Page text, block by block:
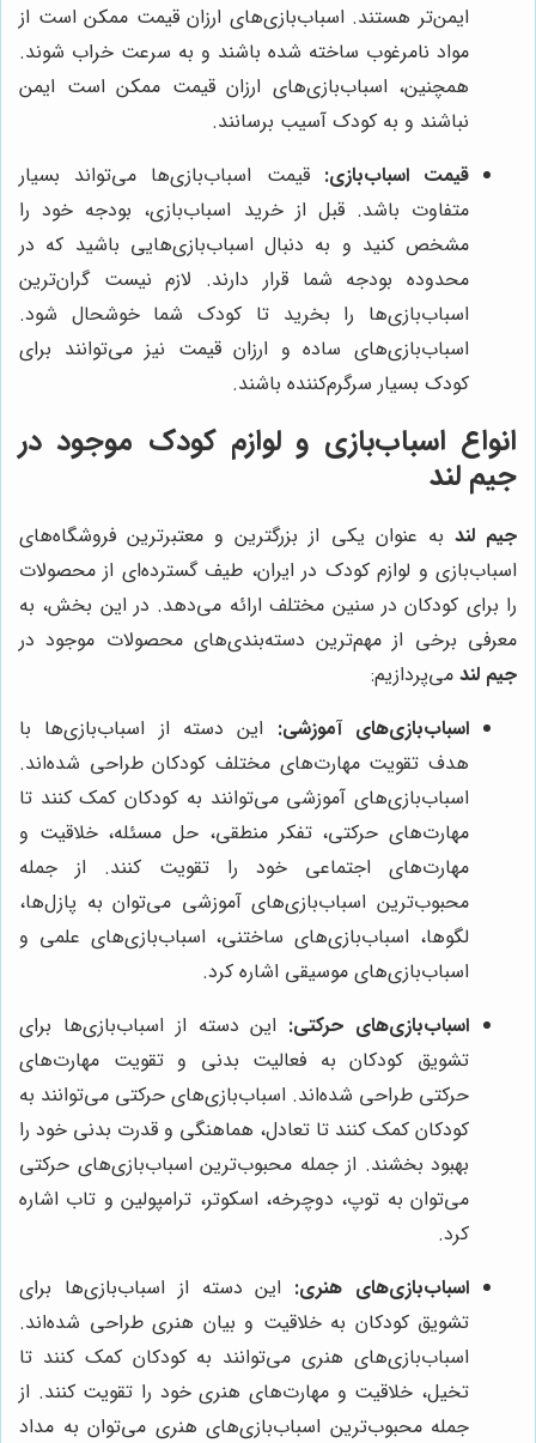
ایمن‌تر هستند. اسباب‌بازی‌های ارزان قیمت ممکن است از
مواد نامرغوب ساخته شده باشند و به سرعت خراب شوند.
همچنین، اسباب‌بازی‌های ارزان قیمت ممکن است ایمن
نباشند و به کودک آسیب برسانند.
قیمت اسباب‌بازی: قیمت اسباب‌بازی‌ها می‌تواند بسیار
متفاوت باشد. قبل از خرید اسباب‌بازی، بودجه خود را
مشخص کنید و به دنبال اسباب‌بازی‌هایی باشید که در
محدوده بودجه شما قرار دارند. لازم نیست گران‌ترین
اسباب‌بازی‌ها را بخرید تا کودک شما خوشحال شود.
اسباب‌بازی‌های ساده و ارزان قیمت نیز می‌توانند برای
کودک بسیار سرگرم‌کننده باشند.
انواع اسباب‌بازی و لوازم کودک موجود در
جیم لند
جیم لند به عنوان یکی از بزرگترین و معتبرترین فروشگاه‌های
اسباب‌بازی و لوازم کودک در ایران، طیف گسترده‌ای از محصولات
را برای کودکان در سنین مختلف ارائه می‌دهد. در این بخش، به
معرفی برخی از مهم‌ترین دسته‌بندی‌های محصولات موجود در
جیم لند می‌پردازیم:
اسباب‌بازی‌های آموزشی: این دسته از اسباب‌بازی‌ها با
هدف تقویت مهارت‌های مختلف کودکان طراحی شده‌اند.
اسباب‌بازی‌های آموزشی می‌توانند به کودکان کمک کنند تا
مهارت‌های حرکتی، تفکر منطقی، حل مسئله، خلاقیت و
مهارت‌های اجتماعی خود را تقویت کنند. از جمله
محبوب‌ترین اسباب‌بازی‌های آموزشی می‌توان به پازل‌ها،
لگوها، اسباب‌بازی‌های ساختنی، اسباب‌بازی‌های علمی و
اسباب‌بازی‌های موسیقی اشاره کرد.
اسباب‌بازی‌های حرکتی: این دسته از اسباب‌بازی‌ها برای
تشویق کودکان به فعالیت بدنی و تقویت مهارت‌های
حرکتی طراحی شده‌اند. اسباب‌بازی‌های حرکتی می‌توانند به
کودکان کمک کنند تا تعادل، هماهنگی و قدرت بدنی خود را
بهبود بخشند. از جمله محبوب‌ترین اسباب‌بازی‌های حرکتی
می‌توان به توپ، دوچرخه، اسکوتر، ترامپولین و تاب اشاره
کرد.
اسباب‌بازی‌های هنری: این دسته از اسباب‌بازی‌ها برای
تشویق کودکان به خلاقیت و بیان هنری طراحی شده‌اند.
اسباب‌بازی‌های هنری می‌توانند به کودکان کمک کنند تا
تخیل، خلاقیت و مهارت‌های هنری خود را تقویت کنند. از
جمله محبوب‌ترین اسباب‌بازی‌های هنری می‌توان به مداد